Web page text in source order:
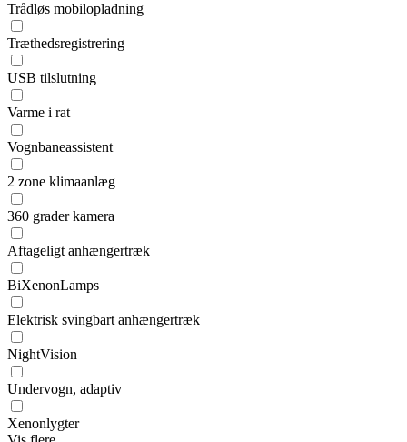
Trådløs mobilopladning
Træthedsregistrering
USB tilslutning
Varme i rat
Vognbaneassistent
2 zone klimaanlæg
360 grader kamera
Aftageligt anhængertræk
BiXenonLamps
Elektrisk svingbart anhængertræk
NightVision
Undervogn, adaptiv
Xenonlygter